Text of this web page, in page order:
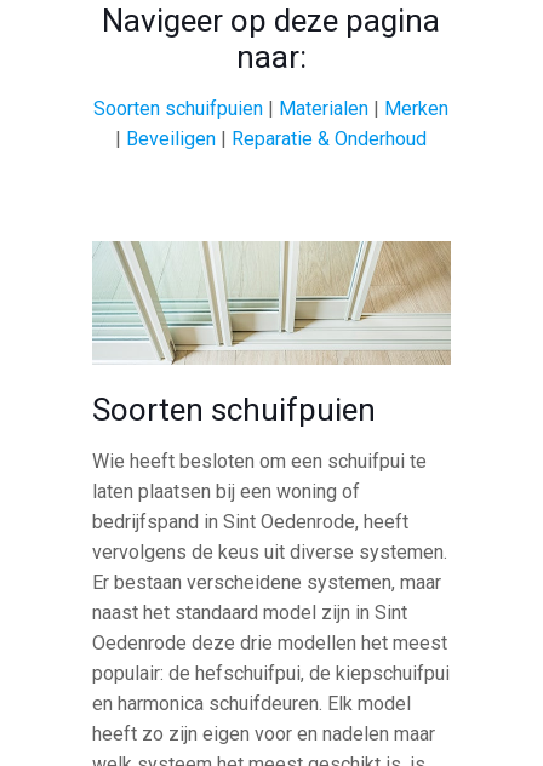
Navigeer op deze pagina
naar:
Soorten schuifpuien | Materialen | Merken
| Beveiligen | Reparatie & Onderhoud
Soorten schuifpuien
Wie heeft besloten om een schuifpui te
laten plaatsen bij een woning of
bedrijfspand in Sint Oedenrode, heeft
vervolgens de keus uit diverse systemen.
Er bestaan verscheidene systemen, maar
naast het standaard model zijn in Sint
Oedenrode deze drie modellen het meest
populair: de hefschuifpui, de kiepschuifpui
en harmonica schuifdeuren. Elk model
heeft zo zijn eigen voor en nadelen maar